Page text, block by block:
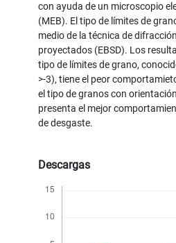
con ayuda de un microscopio
(MEB). El tipo de límites de
medio de la técnica de
proyectados (EBSD). Los
tipo de límites de grano,
>-3), tiene el peor
el tipo de granos con
presenta el mejor
de desgaste.
Descargas